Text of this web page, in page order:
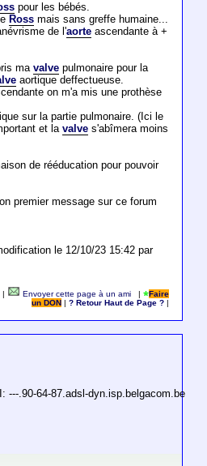
pour les bébés.
Rossmais sans greffe humaine...
de l'aorteascendante à +
ma valvepulmonaire pour la
aortique deffectueuse.
on m'a mis une prothèse
sur la partie pulmonaire. (Ici le
et la valves'abîmera moins
de rééducation pour pouvoir
premier message sur ce forum
le 12/10/23 15:42 par
Envoyer cette page à un ami |
Faire
un DON
|? Retour Haut de Page ?
---.90-64-87.adsl-dyn.isp.belgacom.be